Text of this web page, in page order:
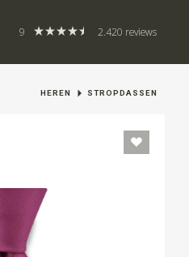
9 2.420 reviews
HEREN STROPDASSEN